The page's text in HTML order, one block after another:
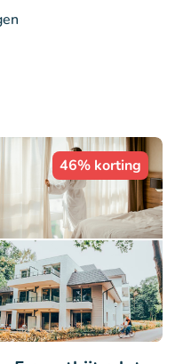
46% korting